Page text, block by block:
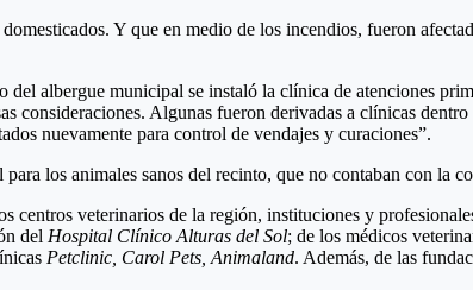
Y que en medio de los incendios, fueron
albergue municipal se instaló la clínica de atenciones
consideraciones. Algunas fueron derivadas a clínicas
nuevamente para control de vendajes y curaciones”.
los animales sanos del recinto, que no contaban con la
veterinarios de la región, instituciones y
del Hospital Clínico Alturas del Sol; de los médicos
Petclinic, Carol Pets, Animaland. Además, de las